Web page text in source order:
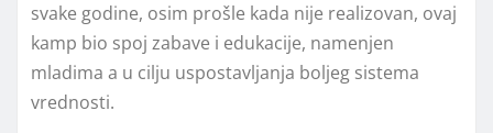
svake godine, osim prošle kada nije realizovan, ovaj
kamp bio spoj zabave i edukacije, namenjen
mladima a u cilju uspostavljanja boljeg sistema
vrednosti.